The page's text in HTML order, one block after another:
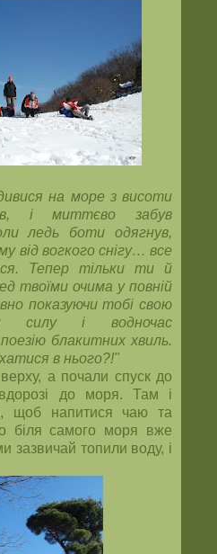
на море з висоти
і миттєво забув
ледь боти одягнув,
від вогкого снігу… все
Тепер тільки ти й
твоїми очима у повній
показуючи тобі свою
силу і водночас
блакитних хвиль.
в нього?!"
а почали спуск до
до моря. Там і
щоб напитися чаю та
біля самого моря вже
зазвичай топили воду, і